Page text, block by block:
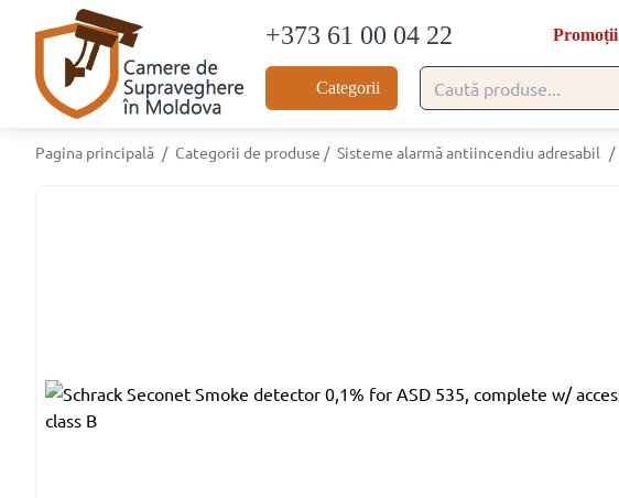
+373 61 00 04 22 Promoții
Categorii
Pagina principală / Categorii de produse / Sisteme alarmă antiincendiu adresabil /